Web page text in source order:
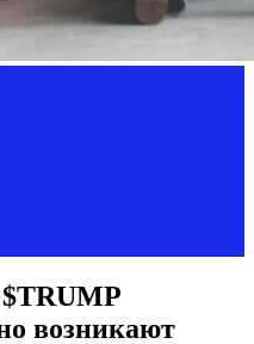
возникают